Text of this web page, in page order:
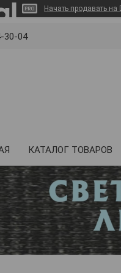
Начать продавать на
30-04
КАТАЛОГ ТОВАРОВ